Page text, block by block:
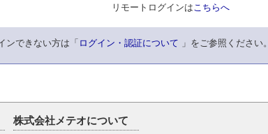
リモートログインは こちらへ
ンできない方は「 ログイン・認証について 」をご参照ください。
株式会社メテオについて